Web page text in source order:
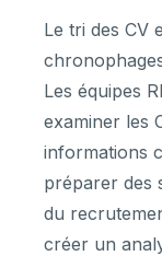
Le tri des CV
Les équipes
examiner les
informations
préparer des
du
créer un